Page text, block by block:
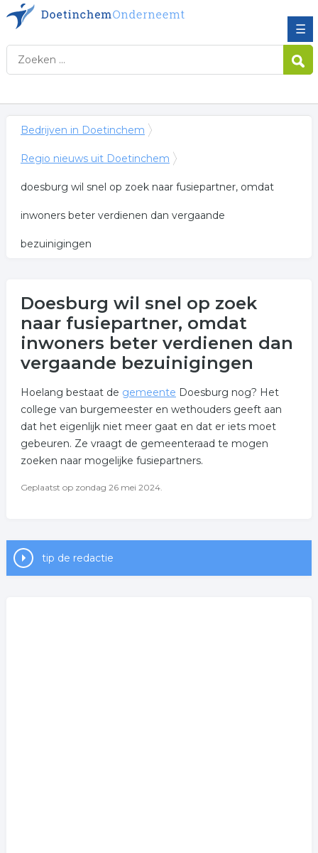
☰
Bedrijven in Doetinchem
Regio nieuws uit Doetinchem
doesburg wil snel op zoek naar fusiepartner, omdat
inwoners beter verdienen dan vergaande
bezuinigingen
Doesburg wil snel op zoek
naar fusiepartner, omdat
inwoners beter verdienen dan
vergaande bezuinigingen
Hoelang bestaat de gemeente Doesburg nog? Het
college van burgemeester en wethouders geeft aan
dat het eigenlijk niet meer gaat en dat er iets moet
gebeuren. Ze vraagt de gemeenteraad te mogen
zoeken naar mogelijke fusiepartners.
Geplaatst op zondag 26 mei 2024.
tip de redactie